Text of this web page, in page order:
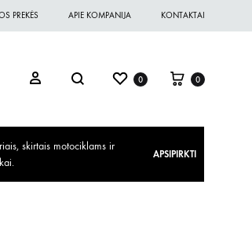
PREKĖS APIE KOMPANIJA KONTAKTAI
0 0
skirtais motociklams ir
APSIPIRKTI